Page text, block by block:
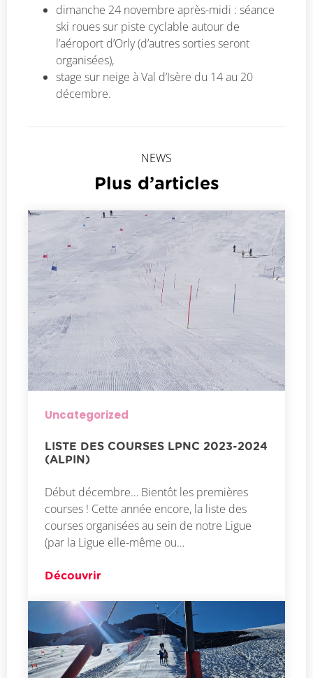
dimanche 24 novembre après-midi : séance
ski roues sur piste cyclable autour de
l’aéroport d’Orly (d’autres sorties seront
organisées),
stage sur neige à Val d’Isère du 14 au 20
décembre.
NEWS
Plus d’articles
Uncategorized
LISTE DES COURSES LPNC 2023-2024
(ALPIN)
Début décembre… Bientôt les premières
courses ! Cette année encore, la liste des
courses organisées au sein de notre Ligue
(par la Ligue elle-même ou…
Découvrir